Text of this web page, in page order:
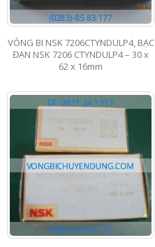
VÒNG BI NSK 7206CTYNDULP4, BẠC
ĐẠN NSK 7206 CTYNDULP4 – 30 x
62 x 16mm